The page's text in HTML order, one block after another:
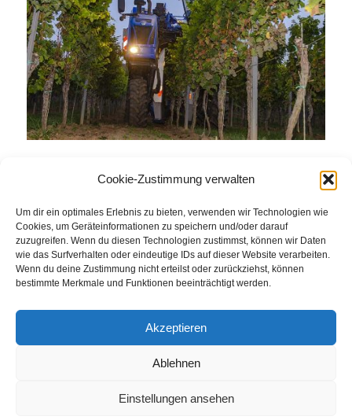
Cookie-Zustimmung verwalten
Um dir ein optimales Erlebnis zu bieten, verwenden wir Technologien wie
Cookies, um Geräteinformationen zu speichern und/oder darauf
zuzugreifen. Wenn du diesen Technologien zustimmst, können wir Daten
wie das Surfverhalten oder eindeutige IDs auf dieser Website verarbeiten.
Wenn du deine Zustimmung nicht erteilst oder zurückziehst, können
bestimmte Merkmale und Funktionen beeinträchtigt werden.
Akzeptieren
Ablehnen
Einstellungen ansehen
WEINGUT SHOP FEWOS